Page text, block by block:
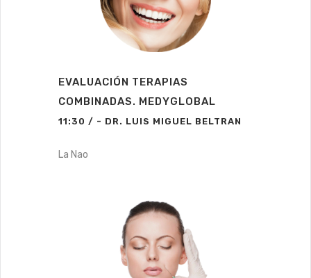
EVALUACIÓN TERAPIAS
COMBINADAS. MEDYGLOBAL
11:30 / - DR. LUIS MIGUEL BELTRAN
La Nao